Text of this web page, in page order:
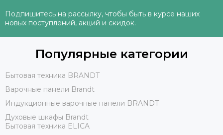
Подпишитесь на рассылку, чтобы быть в курсе наших
новых поступлений, акций и скидок.
Популярные категории
Бытовая техника BRANDT
Варочные панели Brandt
Индукционные варочные панели BRANDT
Духовые шкафы Brandt
Бытовая техника ELICA